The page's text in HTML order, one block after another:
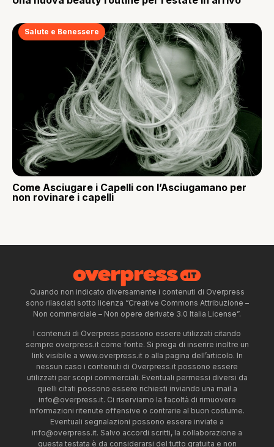
Salute e Benessere
Come Asciugare i Capelli con l’Asciugamano per
non rovinare i capelli
Quando non indicato diversamente i contenuti di Overpress
sono rilasciati sotto licenza “Creative Commons Attribuzione –
Non commerciale – Non opere derivate 3.0 Italia License”.
I contenuti di Overpress possono essere utilizzati citando
sempre overpress.it come fonte. Si prega di inserire inoltre un
link visibile a www.overpress.it o alla pagina dell’articolo. In
nessun caso i contenuti di Overpress.it possono essere
utilizzati per scopi commerciali. Eventuali permessi diversi da
quelli citati possono essere richiesti inviando una mail a
info@overpress.it. Ci riserviamo la facoltà di rimuovere
informazioni ritenute offensive o contrarie al buon costume.
Eventuali segnalazioni possono essere inviate a
info@overpress.it. Salvo accordi scritti, la collaborazione a
questa testata è da considerarsi del tutto gratuita e non